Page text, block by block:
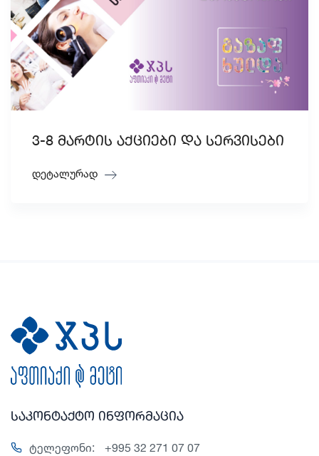
3-8 მარტის აქციები და სერვისები
დეტალურად
საკონტაქტო ინფორმაცია
ტელეფონი:
+995 32 271 07 07